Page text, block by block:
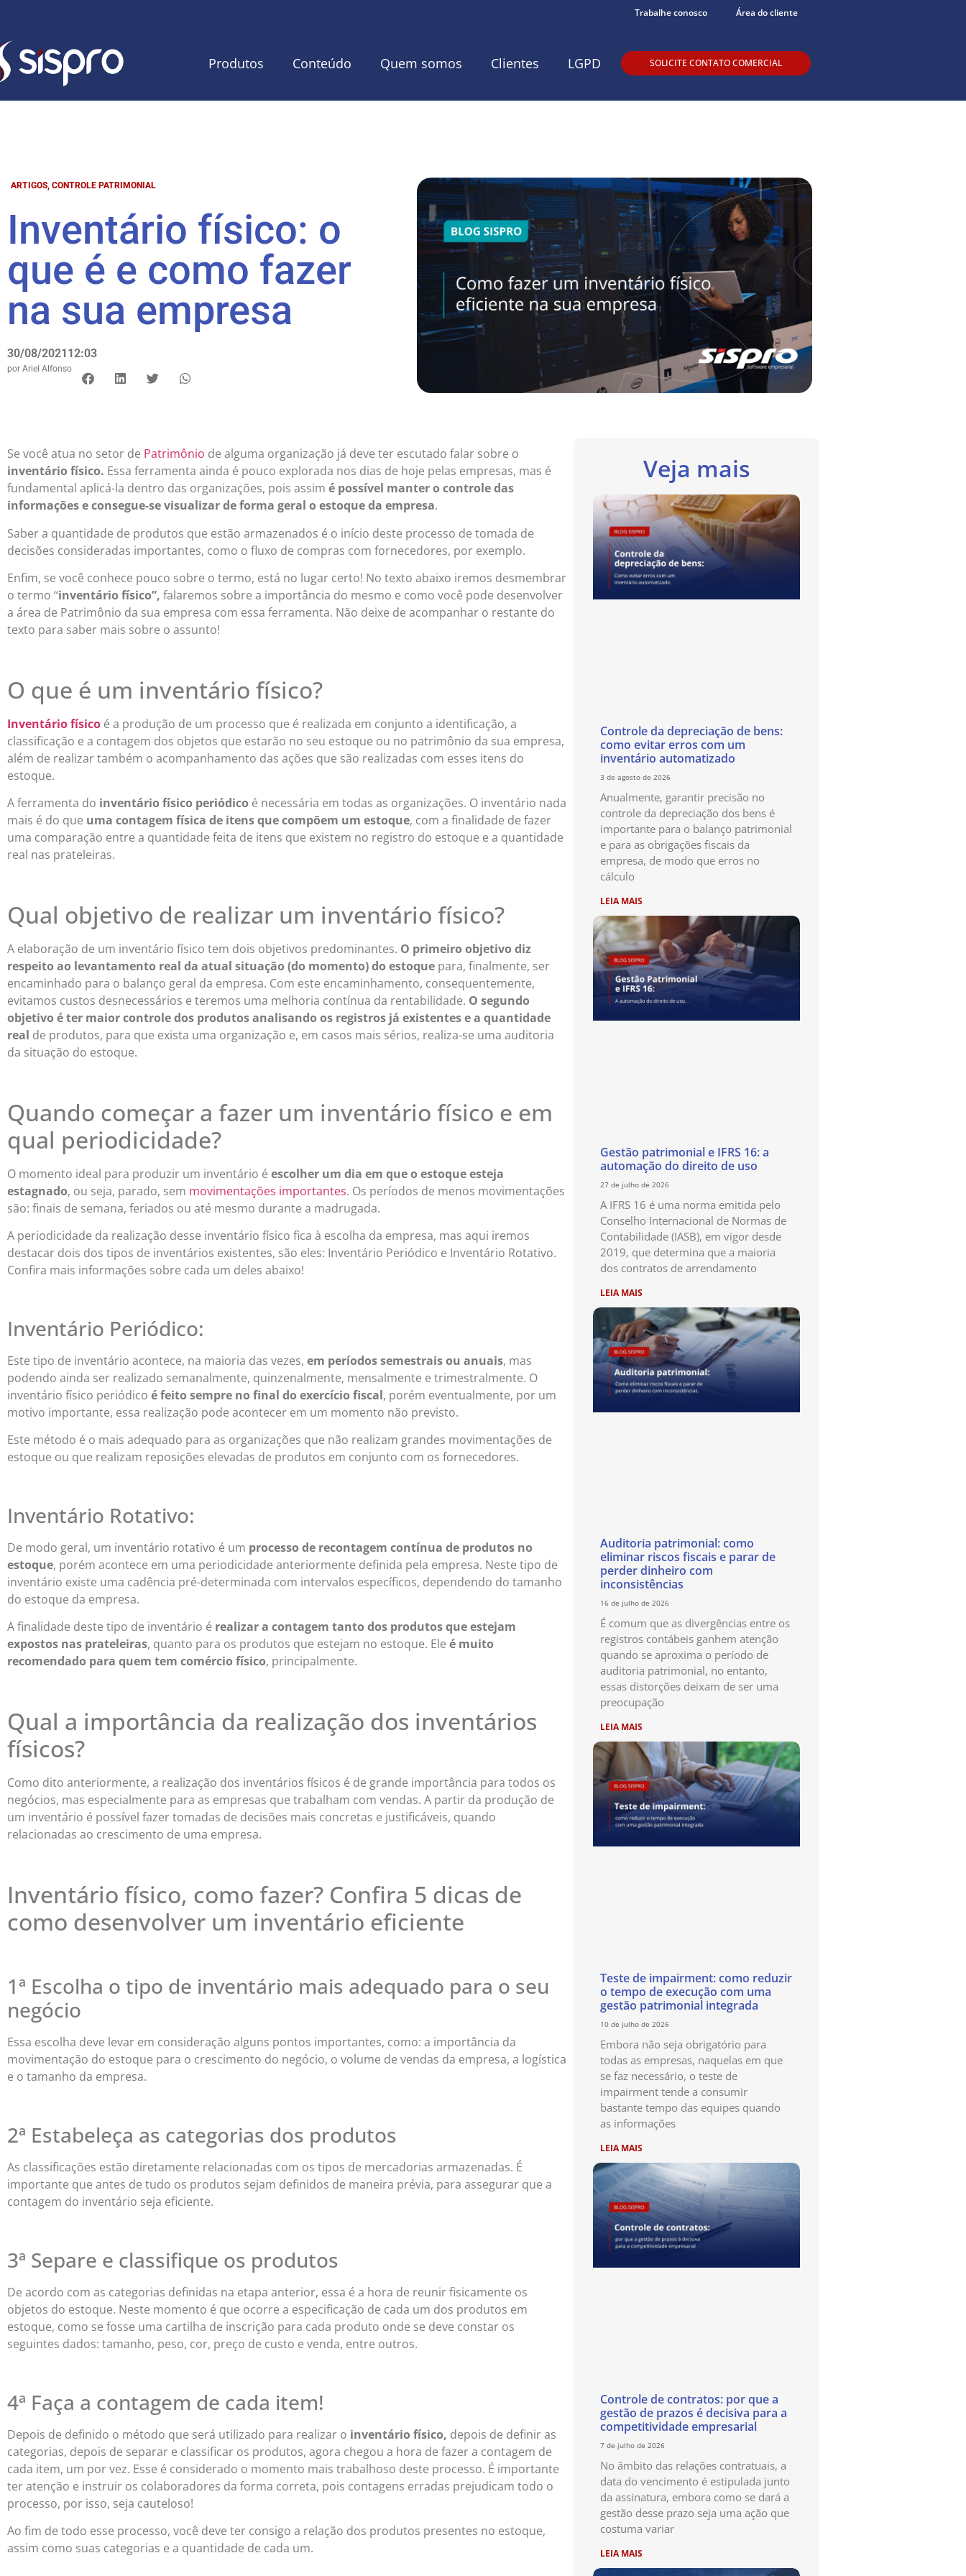
Trabalhe conosco Área do cliente
Produtos Conteúdo Quem somos Clientes LGPD SOLICITE CONTATO COMERCIAL
ARTIGOS, CONTROLE PATRIMONIAL
Inventário físico: o
que é e como fazer
na sua empresa
30/08/2021 12:03
por Ariel Alfonso
Se você atua no setor de Patrimônio de alguma organização já deve ter escutado falar sobre o
inventário físico. Essa ferramenta ainda é pouco explorada nos dias de hoje pelas empresas, mas é
fundamental aplicá-la dentro das organizações, pois assim é possível manter o controle das
informações e consegue-se visualizar de forma geral o estoque da empresa.
Saber a quantidade de produtos que estão armazenados é o início deste processo de tomada de
decisões consideradas importantes, como o fluxo de compras com fornecedores, por exemplo.
Enfim, se você conhece pouco sobre o termo, está no lugar certo! No texto abaixo iremos desmembrar
o termo “inventário físico”, falaremos sobre a importância do mesmo e como você pode desenvolver
a área de Patrimônio da sua empresa com essa ferramenta. Não deixe de acompanhar o restante do
texto para saber mais sobre o assunto!
O que é um inventário físico?
Inventário físico é a produção de um processo que é realizada em conjunto a identificação, a
classificação e a contagem dos objetos que estarão no seu estoque ou no patrimônio da sua empresa,
além de realizar também o acompanhamento das ações que são realizadas com esses itens do
estoque.
A ferramenta do inventário físico periódico é necessária em todas as organizações. O inventário nada
mais é do que uma contagem física de itens que compõem um estoque, com a finalidade de fazer
uma comparação entre a quantidade feita de itens que existem no registro do estoque e a quantidade
real nas prateleiras.
Qual objetivo de realizar um inventário físico?
A elaboração de um inventário físico tem dois objetivos predominantes. O primeiro objetivo diz
respeito ao levantamento real da atual situação (do momento) do estoque para, finalmente, ser
encaminhado para o balanço geral da empresa. Com este encaminhamento, consequentemente,
evitamos custos desnecessários e teremos uma melhoria contínua da rentabilidade. O segundo
objetivo é ter maior controle dos produtos analisando os registros já existentes e a quantidade
real de produtos, para que exista uma organização e, em casos mais sérios, realiza-se uma auditoria
da situação do estoque.
Quando começar a fazer um inventário físico e em
qual periodicidade?
O momento ideal para produzir um inventário é escolher um dia em que o estoque esteja
estagnado, ou seja, parado, sem movimentações importantes. Os períodos de menos movimentações
são: finais de semana, feriados ou até mesmo durante a madrugada.
A periodicidade da realização desse inventário físico fica à escolha da empresa, mas aqui iremos
destacar dois dos tipos de inventários existentes, são eles: Inventário Periódico e Inventário Rotativo.
Confira mais informações sobre cada um deles abaixo!
Inventário Periódico:
Este tipo de inventário acontece, na maioria das vezes, em períodos semestrais ou anuais, mas
podendo ainda ser realizado semanalmente, quinzenalmente, mensalmente e trimestralmente. O
inventário físico periódico é feito sempre no final do exercício fiscal, porém eventualmente, por um
motivo importante, essa realização pode acontecer em um momento não previsto.
Este método é o mais adequado para as organizações que não realizam grandes movimentações de
estoque ou que realizam reposições elevadas de produtos em conjunto com os fornecedores.
Inventário Rotativo:
De modo geral, um inventário rotativo é um processo de recontagem contínua de produtos no
estoque, porém acontece em uma periodicidade anteriormente definida pela empresa. Neste tipo de
inventário existe uma cadência pré-determinada com intervalos específicos, dependendo do tamanho
do estoque da empresa.
A finalidade deste tipo de inventário é realizar a contagem tanto dos produtos que estejam
expostos nas prateleiras, quanto para os produtos que estejam no estoque. Ele é muito
recomendado para quem tem comércio físico, principalmente.
Qual a importância da realização dos inventários
físicos?
Como dito anteriormente, a realização dos inventários físicos é de grande importância para todos os
negócios, mas especialmente para as empresas que trabalham com vendas. A partir da produção de
um inventário é possível fazer tomadas de decisões mais concretas e justificáveis, quando
relacionadas ao crescimento de uma empresa.
Inventário físico, como fazer? Confira 5 dicas de
como desenvolver um inventário eficiente
1ª Escolha o tipo de inventário mais adequado para o seu
negócio
Essa escolha deve levar em consideração alguns pontos importantes, como: a importância da
movimentação do estoque para o crescimento do negócio, o volume de vendas da empresa, a logística
e o tamanho da empresa.
2ª Estabeleça as categorias dos produtos
As classificações estão diretamente relacionadas com os tipos de mercadorias armazenadas. É
importante que antes de tudo os produtos sejam definidos de maneira prévia, para assegurar que a
contagem do inventário seja eficiente.
3ª Separe e classifique os produtos
De acordo com as categorias definidas na etapa anterior, essa é a hora de reunir fisicamente os
objetos do estoque. Neste momento é que ocorre a especificação de cada um dos produtos em
estoque, como se fosse uma cartilha de inscrição para cada produto onde se deve constar os
seguintes dados: tamanho, peso, cor, preço de custo e venda, entre outros.
4ª Faça a contagem de cada item!
Depois de definido o método que será utilizado para realizar o inventário físico, depois de definir as
categorias, depois de separar e classificar os produtos, agora chegou a hora de fazer a contagem de
cada item, um por vez. Esse é considerado o momento mais trabalhoso deste processo. É importante
ter atenção e instruir os colaboradores da forma correta, pois contagens erradas prejudicam todo o
processo, por isso, seja cauteloso!
Ao fim de todo esse processo, você deve ter consigo a relação dos produtos presentes no estoque,
assim como suas categorias e a quantidade de cada um.
Veja mais
Controle da depreciação de bens:
como evitar erros com um
inventário automatizado
3 de agosto de 2026
Anualmente, garantir precisão no
controle da depreciação dos bens é
importante para o balanço patrimonial
e para as obrigações fiscais da
empresa, de modo que erros no
cálculo
LEIA MAIS
Gestão patrimonial e IFRS 16: a
automação do direito de uso
27 de julho de 2026
A IFRS 16 é uma norma emitida pelo
Conselho Internacional de Normas de
Contabilidade (IASB), em vigor desde
2019, que determina que a maioria
dos contratos de arrendamento
LEIA MAIS
Auditoria patrimonial: como
eliminar riscos fiscais e parar de
perder dinheiro com
inconsistências
16 de julho de 2026
É comum que as divergências entre os
registros contábeis ganhem atenção
quando se aproxima o período de
auditoria patrimonial, no entanto,
essas distorções deixam de ser uma
preocupação
LEIA MAIS
Teste de impairment: como reduzir
o tempo de execução com uma
gestão patrimonial integrada
10 de julho de 2026
Embora não seja obrigatório para
todas as empresas, naquelas em que
se faz necessário, o teste de
impairment tende a consumir
bastante tempo das equipes quando
as informações
LEIA MAIS
Controle de contratos: por que a
gestão de prazos é decisiva para a
competitividade empresarial
7 de julho de 2026
No âmbito das relações contratuais, a
data do vencimento é estipulada junto
da assinatura, embora como se dará a
gestão desse prazo seja uma ação que
costuma variar
LEIA MAIS